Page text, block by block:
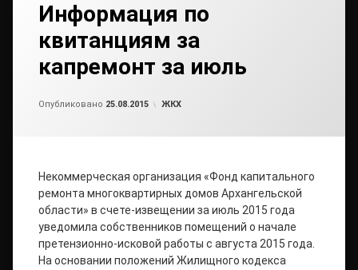
Информация по
квитанциям за
капремонт за июль
Опубликовано 25.08.2015 Рубрики:
ЖКХ
Некоммерческая организация «Фонд капитального
ремонта многоквартирных домов Архангельской
области» в счете-извещении за июль 2015 года
уведомила собственников помещений о начале
претензионно-исковой работы с августа 2015 года.
На основании положений Жилищного кодекса